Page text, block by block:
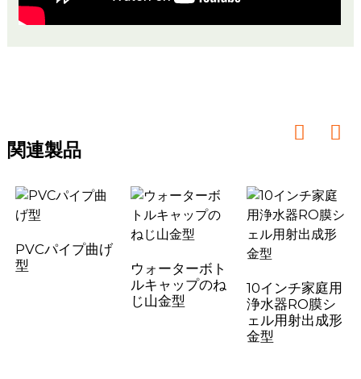
関連製品
PVCパイプ曲げ
型
ウォーターボト
ルキャップのね
じ山金型
10インチ家庭用
浄水器RO膜シ
ェル用射出成形
金型